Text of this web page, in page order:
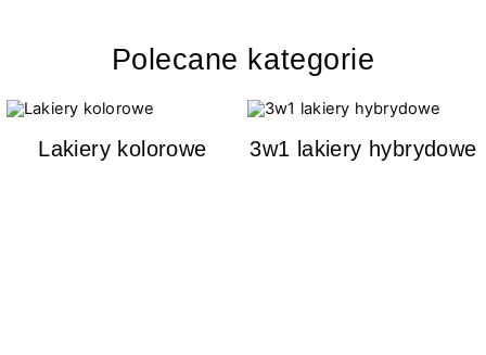
Polecane kategorie
Lakiery kolorowe 3w1 lakiery hybrydowe